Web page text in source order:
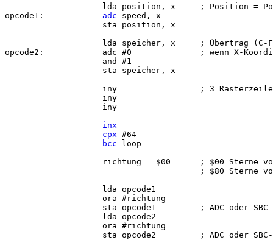
lda position, x     ; Position =
opcode1: adc speed, x
                    sta position, x
lda speicher, x     ; Übertrag (C-
opcode2:            adc #0              ; wenn X-
                    and #1
                    sta speicher, x
iny                 ; 3
                    iny
                    iny
inx
cpx #64
bcc loop
richtung = $00      ; $00 Sterne
; $80 Sterne
                    lda opcode1
                    ora #richtung
sta opcode1         ; ADC oder
                    lda opcode2
                    ora #richtung
sta opcode2         ; ADC oder